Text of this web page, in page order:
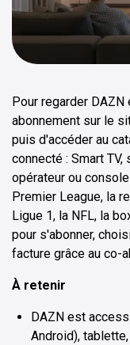
Pour regarder
abonnement sur le
puis d'accéder au
connecté : Smart
opérateur ou
Premier League, la
Ligue 1, la NFL, la
pour s'abonner,
facture grâce au co-
À retenir
DAZN est
Android),